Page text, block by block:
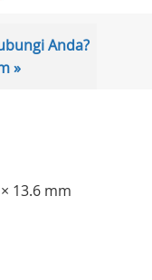
Anda?
»
13.6 mm